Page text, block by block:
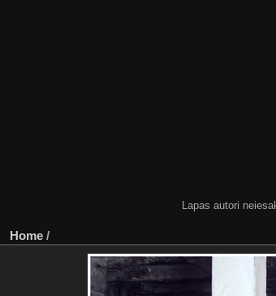
Lapas autori
Home /